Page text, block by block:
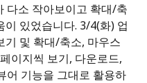
다소 작아보이고 확대/축
있었습니다. 3/4(화) 업
기 및 확대/축소, 마우스
이지씩 보기, 다운로드,
어 기능을 그대로 활용하